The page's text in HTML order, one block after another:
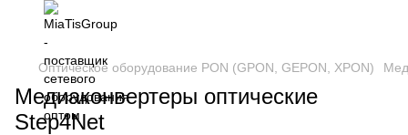
Оптическое оборудование PON (GPON, GEPON, XPON)
Медиаконвертеры оптические
Step4Net